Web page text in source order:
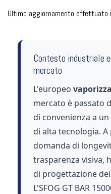
Ultimo aggiornamento
Contesto industriale
mercato
L'europeo
mercato è passato
di convenienza a
di alta tecnologia. A
domanda di
trasparenza visiva,
di progettazione
L'SFOG GT BAR